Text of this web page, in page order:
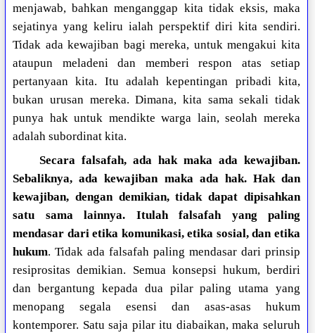
menjawab, bahkan menganggap kita tidak eksis, maka
sejatinya yang keliru ialah perspektif diri kita sendiri.
Tidak ada kewajiban bagi mereka, untuk mengakui kita
ataupun meladeni dan memberi respon atas setiap
pertanyaan kita. Itu adalah kepentingan pribadi kita,
bukan urusan mereka. Dimana, kita sama sekali tidak
punya hak untuk mendikte warga lain, seolah mereka
adalah subordinat kita.
Secara falsafah, ada hak maka ada kewajiban.
Sebaliknya, ada kewajiban maka ada hak. Hak dan
kewajiban, dengan demikian, tidak dapat dipisahkan
satu sama lainnya. Itulah falsafah yang paling
mendasar dari etika komunikasi, etika sosial, dan etika
hukum. Tidak ada falsafah paling mendasar dari prinsip
resiprositas demikian. Semua konsepsi hukum, berdiri
dan bergantung kepada dua pilar paling utama yang
menopang segala esensi dan asas-asas hukum
kontemporer. Satu saja pilar itu diabaikan, maka seluruh